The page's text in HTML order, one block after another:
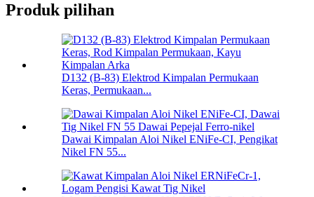
Produk pilihan
D132 (B-83) Elektrod Kimpalan Permukaan
Keras, Permukaan...
Dawai Kimpalan Aloi Nikel ENiFe-CI, Pengikat
Nikel FN 55...